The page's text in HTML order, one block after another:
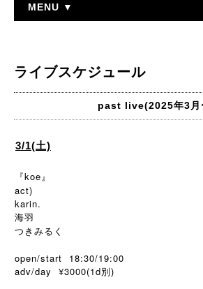
MENU ▼
ライブスケジュール
past live(2025年3月
3/1(土)
『koe』
act)
karin.
海羽
つきみるく
open/start 18:30/19:00
adv/day ¥3000(1d別)